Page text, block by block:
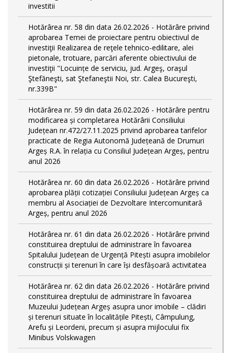
investitii
Hotărârea nr. 58 din data 26.02.2026 - Hotărâre privind
aprobarea Temei de proiectare pentru obiectivul de
investiţii Realizarea de reţele tehnico-edilitare, alei
pietonale, trotuare, parcări aferente obiectivului de
investiţii "Locuințe de serviciu, jud. Argeş, oraşul
Ştefăneşti, sat Ştefaneştii Noi, str. Calea Bucureşti,
nr.339B"
Hotărârea nr. 59 din data 26.02.2026 - Hotărâre pentru
modificarea și completarea Hotărârii Consiliului
Județean nr.472/27.11.2025 privind aprobarea tarifelor
practicate de Regia Autonomă Județeană de Drumuri
Argeș R.A. în relația cu Consiliul Județean Argeș, pentru
anul 2026
Hotărârea nr. 60 din data 26.02.2026 - Hotărâre privind
aprobarea plății cotizației Consiliului Județean Argeș ca
membru al Asociației de Dezvoltare Intercomunitară
Argeș, pentru anul 2026
Hotărârea nr. 61 din data 26.02.2026 - Hotărâre privind
constituirea dreptului de administrare în favoarea
Spitalului Județean de Urgență Pitești asupra imobilelor
construcții și terenuri în care își desfășoară activitatea
Hotărârea nr. 62 din data 26.02.2026 - Hotărâre privind
constituirea dreptului de administrare în favoarea
Muzeului Județean Argeș asupra unor imobile – clădiri
și terenuri situate în localitățile Pitești, Câmpulung,
Arefu și Leordeni, precum și asupra mijlocului fix
Minibus Volskwagen